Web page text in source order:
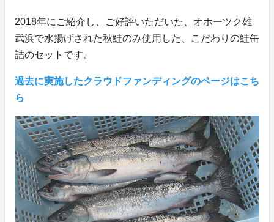
2018年にご紹介し、ご好評いただいた、オホーツク雄
武浜で水揚げされた秋鮭のみ使用した、こだわりの鮭缶
詰のセットです。
過去に実施したクラウドファンディングのページはこち
ら